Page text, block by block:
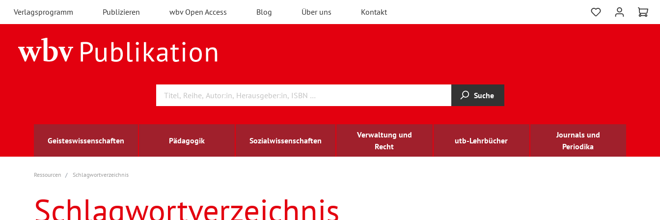
Verlagsprogramm Publizieren wbv Open Access Blog Über uns Kontakt
Suche
Geisteswissenschaften Pädagogik Sozialwissenschaften
Verwaltung und
Recht
utb-Lehrbücher
Journals und
Periodika
Archäologie
Berufs- und Wirtschaftspädagogik
Arbeitsmarktforschung
Außenwirtschaft
berufsbildung
Ressourcen Schlagwortverzeichnis
Schlagwortverzeichnis